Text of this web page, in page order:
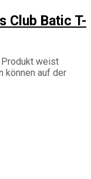
Club Batic T-
weist
können auf der